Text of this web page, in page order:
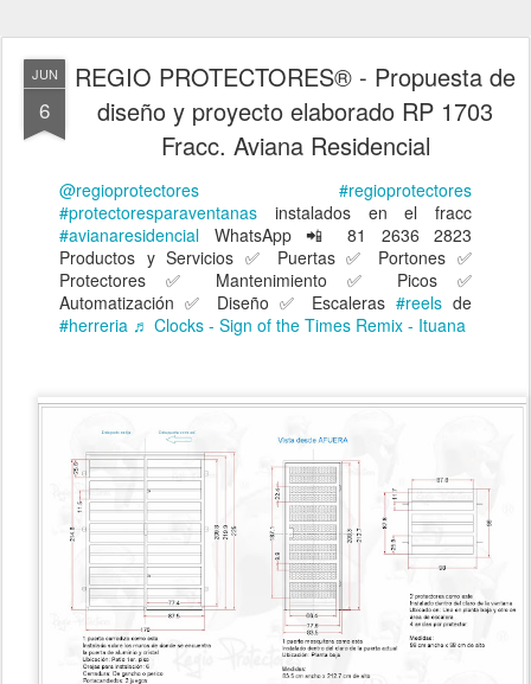
JUN
6
REGIO PROTECTORES® - Propuesta de
diseño y proyecto elaborado RP 1703
Fracc. Aviana Residencial
@regioprotectores
#regioprotectores
#protectoresparaventanas instalados en el fracc
#avianaresidencial WhatsApp 📲 81 2636 2823
Productos y Servicios ✅ Puertas ✅ Portones ✅
Protectores ✅ Mantenimiento ✅ Picos ✅
Automatización ✅ Diseño ✅ Escaleras #reelsde
#herreria ♬ Clocks - Sign of the Times Remix - Ituana